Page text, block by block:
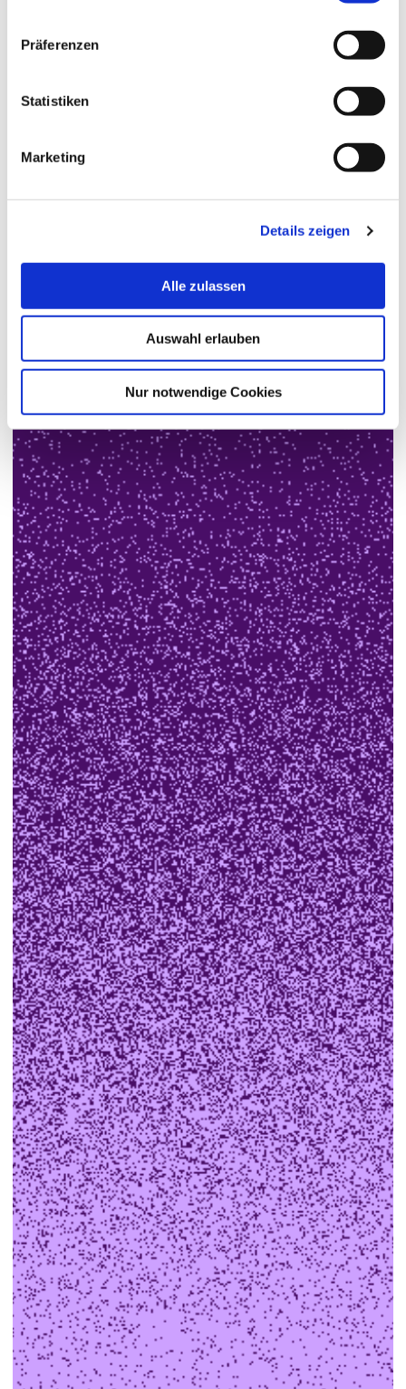
Präferenzen
Statistiken
Marketing
Details zeigen
Alle zulassen
Auswahl erlauben
Nur notwendige Cookies